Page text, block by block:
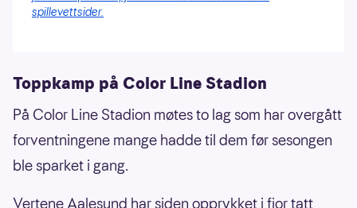
spillevettsider.
Toppkamp på Color Line Stadion
På Color Line Stadion møtes to lag som har overgått
forventningene mange hadde til dem før sesongen
ble sparket i gang.
Vertene Aalesund har siden opprykket i fjor tatt